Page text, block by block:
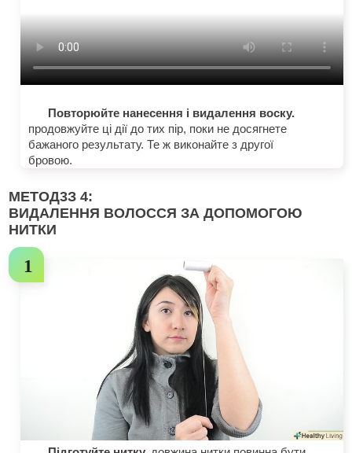
Повторюйте нанесення і видалення воску.
продовжуйте ці дії до тих пір, поки не досягнете
бажаного результату. Те ж виконайте з другої
бровою.
МЕТОД3З 4:
ВИДАЛЕННЯ ВОЛОССЯ ЗА ДОПОМОГОЮ
НИТКИ